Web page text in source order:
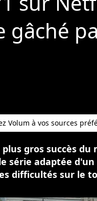
gâché
Volum à vos sources
plus gros succès
série adaptée
difficultés sur le